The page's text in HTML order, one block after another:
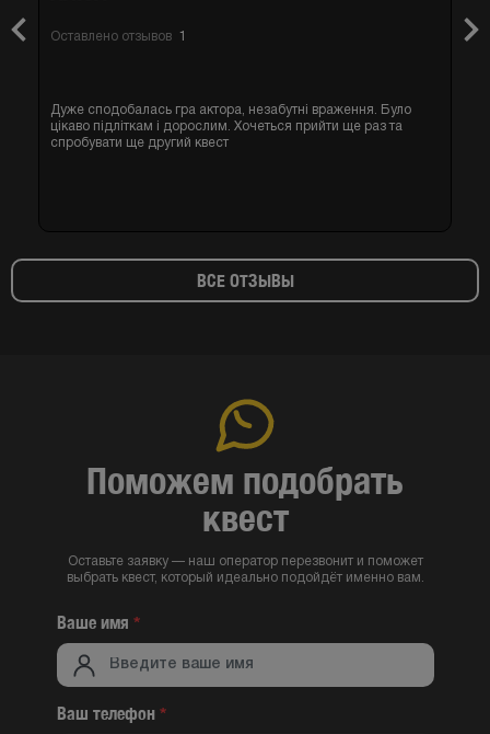
PreviousОставлено отзывов 1
Дуже сподобалась гра актора, незабутні враження. Було
цікаво підліткам і дорослим. Хочеться прийти ще раз та
спробувати ще другий квест
ВСЕ ОТЗЫВЫ
Поможем подобрать
квест
Оставьте заявку — наш оператор перезвонит и поможет
выбрать квест, который идеально подойдёт именно вам.
Ваше имя *
Ваш телефон*